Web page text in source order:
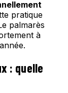
pratique
palmarès
à
: quelle